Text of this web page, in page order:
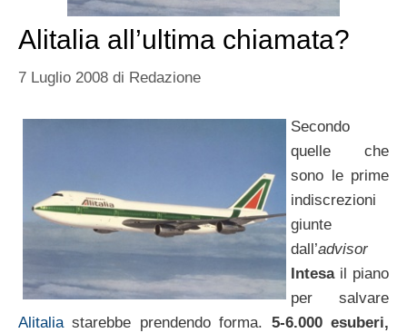
Alitalia all’ultima chiamata?
7 Luglio 2008 di Redazione
Secondo
quelle che
sono le prime
indiscrezioni
giunte
dall’advisor
Intesail piano
per salvare
Alitaliastarebbe prendendo forma. 5-6.000 esuberi,